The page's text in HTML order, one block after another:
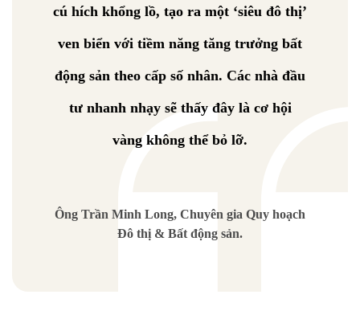
cú hích khổng lồ, tạo ra một ‘siêu đô thị’
ven biển với tiềm năng tăng trưởng bất
động sản theo cấp số nhân. Các nhà đầu
tư nhanh nhạy sẽ thấy đây là cơ hội
vàng không thể bỏ lỡ.
Ông Trần Minh Long, Chuyên gia Quy hoạch
Đô thị & Bất động sản.